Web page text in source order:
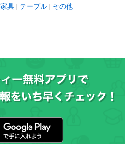
家具 テーブル その他